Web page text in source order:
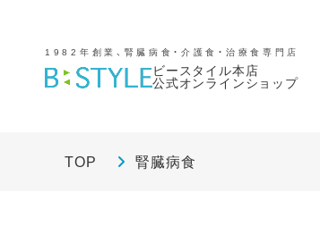
1982年創業、腎臓病食・介護食・治療食専門店
ビースタイル本店
公式オンラインショップ
TOP 腎臓病食